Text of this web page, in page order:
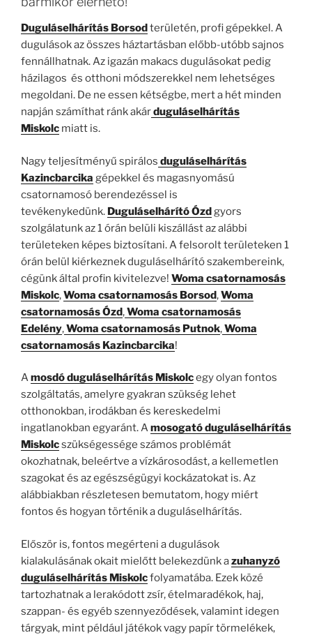
Duguláselhárítás Borsodterületén, profi gépekkel. A
dugulások az összes háztartásban előbb-utóbb sajnos
fennállhatnak. Az igazán makacs dugulásokat pedig
házilagos és otthoni módszerekkel nem lehetséges
megoldani. De ne essen kétségbe, mert a hét minden
napján számíthat ránk akárduguláselhárítás
Miskolc miatt is.
Nagy teljesítményű spirálos duguláselhárítás
Kazincbarcika gépekkel és magasnyomású
csatornamosó berendezéssel is
tevékenykedünk. Duguláselhárító Ózd gyors
szolgálatunk az 1 órán belüli kiszállást az alábbi
területeken képes biztosítani. A felsorolt területeken 1
órán belül kiérkeznek duguláselhárító szakembereink,
cégünk által profin kivitelezve! Woma csatornamosás
Miskolc,Woma csatornamosás Borsod,Woma
csatornamosásÓzd,Woma csatornamosás
Edelény,Woma csatornamosás Putnok,Woma
csatornamosás Kazincbarcika!
Amosdó duguláselhárítás Miskolcegy olyan fontos
szolgáltatás, amelyre gyakran szükség lehet
otthonokban, irodákban és kereskedelmi
ingatlanokban egyaránt. Amosogató duguláselhárítás
Miskolcszükségessége számos problémát
okozhatnak, beleértve a vízkárosodást, a kellemetlen
szagokat és az egészségügyi kockázatokat is. Az
alábbiakban részletesen bemutatom, hogy miért
fontos és hogyan történik a duguláselhárítás.
Először is, fontos megérteni a dugulások
kialakulásának okait mielőtt belekezdünk azuhanyzó
duguláselhárítás Miskolcfolyamatába. Ezek közé
tartozhatnak a lerakódott zsír, ételmaradékok, haj,
szappan- és egyéb szennyeződések, valamint idegen
tárgyak, mint például játékok vagy papír törmelékek,